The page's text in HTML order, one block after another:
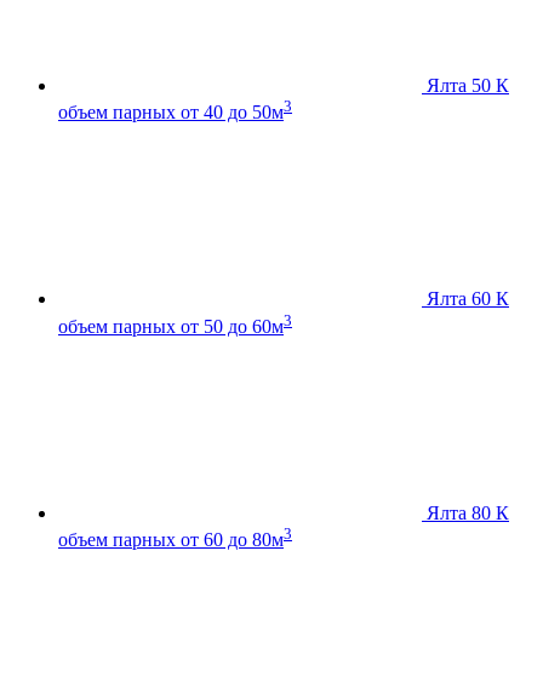
Ялта 50 К
объем парных от 40 до 50м3
Ялта 60 К
объем парных от 50 до 60м3
Ялта 80 К
объем парных от 60 до 80м3